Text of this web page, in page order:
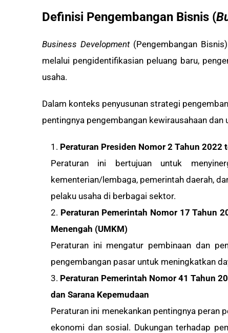
Definisi Pengembangan Bisnis (
Business Development(Pengembangan
melalui pengidentifikasian peluang baru,
usaha.
Dalam konteks penyusunan strategi
pentingnya pengembangan kewirausahaan dan
Peraturan Presiden Nomor 2 Tahun
Peraturan ini bertujuan untuk
kementerian/lembaga, pemerintah daerah,
pelaku usaha di berbagai sektor.
Peraturan Pemerintah Nomor 17 Tahun
Menengah (UMKM)
Peraturan ini mengatur pembinaan dan
pengembangan pasar untuk meningkatkan
Peraturan Pemerintah Nomor 41 Tahun
dan Sarana Kepemudaan
Peraturan ini menekankan pentingnya peran
ekonomi dan sosial. Dukungan terhadap